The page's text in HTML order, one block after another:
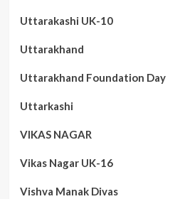
Uttarakashi UK-10
Uttarakhand
Uttarakhand Foundation Day
Uttarkashi
VIKAS NAGAR
Vikas Nagar UK-16
Vishva Manak Divas